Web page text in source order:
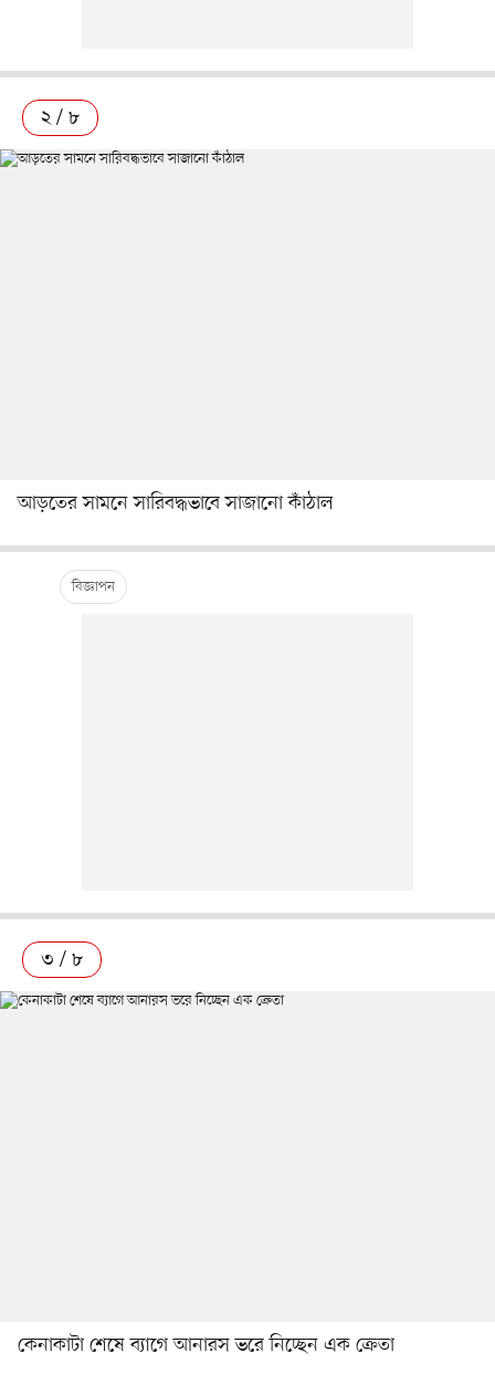
২ / ৮
আড়তের সামনে সারিবদ্ধভাবে সাজানো কাঁঠাল
৩ / ৮
কেনাকাটা শেষে ব্যাগে আনারস ভরে নিচ্ছেন এক ক্রেতা